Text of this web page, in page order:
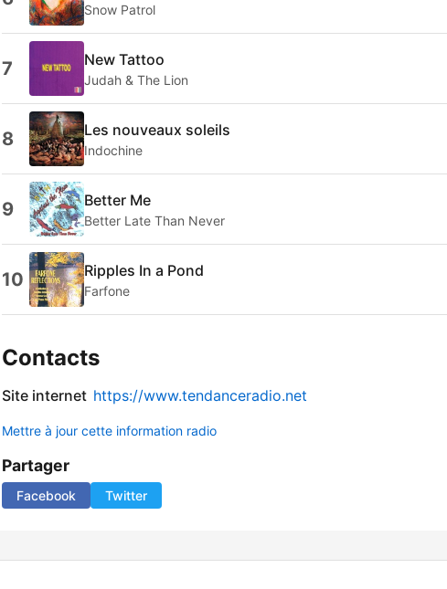
Snow Patrol
7 New Tattoo
Judah & The Lion
8 Les nouveaux soleils
Indochine
9 Better Me
Better Late Than Never
10 Ripples In a Pond
Farfone
Contacts
Site internet https://www.tendanceradio.net
Mettre à jour cette information radio
Partager
Facebook Twitter